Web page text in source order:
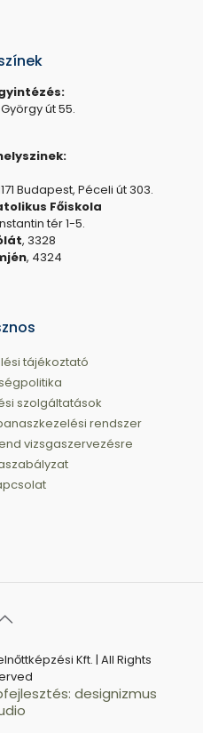
út 55.
Budapest, Péceli út 303.
Főiskola
tér 1-5.
, 3328
, 4324
tájékoztató
szolgáltatások
rendszer
vizsgaszervezésre
Kft. | All Rights
designizmus